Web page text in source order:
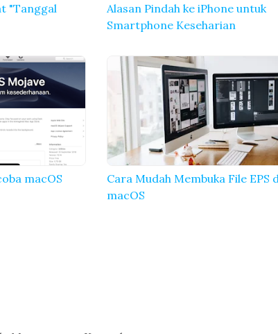
"Tanggal
Alasan Pindah ke iPhone untuk
Smartphone Keseharian
macOS
Cara Mudah Membuka File EPS
macOS